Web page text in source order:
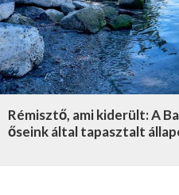
Rémisztő, ami kiderült: A
őseink által tapasztalt